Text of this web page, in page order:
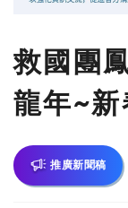
救國團
龍年~
推廣新聞稿